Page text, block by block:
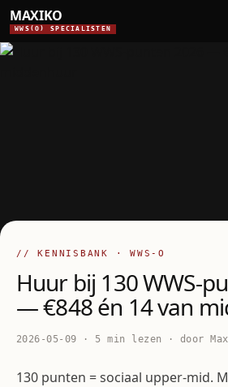
MAXIKO
WWS(O) SPECIALISTEN
// KENNISBANK · WWS-O
Huur bij 130 WWS-
— €848 én 14 van
2026-05-09 · 5 min lezen · door
130 punten = sociaal upper-mid.